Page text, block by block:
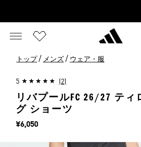
トップ / メンズ / ウェア・服
5 (2)
リバプールFC 26/27 ティ
グ ショーツ
価格
¥6,050